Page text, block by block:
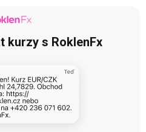
kurzy s RoklenFx